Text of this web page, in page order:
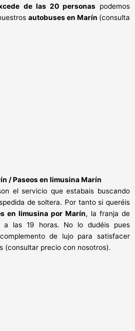
de las 20 personaspodemos
autobuses en Marín (consulta
/Paseos en limusina Marín
el servicio que estabais buscando
de soltera. Por tanto si queréis
en limusina por Marín, la franja de
a las 19 horas. No lo dudéis pues
de lujo para satisfacer
(consultar precio con nosotros).